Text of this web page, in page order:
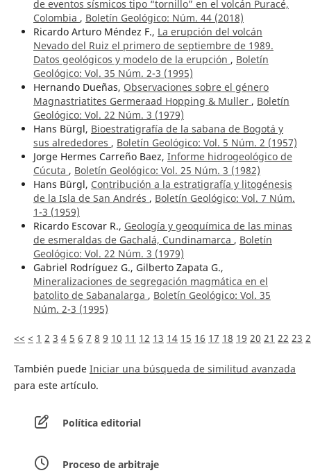
de eventos sísmicos tipo “tornillo” en el volcán Puracé,
Colombia , Boletín Geológico: Núm. 44 (2018)
Ricardo Arturo Méndez F., La erupción del volcán
Nevado del Ruiz el primero de septiembre de 1989.
Datos geológicos y modelo de la erupción , Boletín
Geológico: Vol. 35 Núm. 2-3 (1995)
Hernando Dueñas, Observaciones sobre el género
Magnastriatites Germeraad Hopping & Muller , Boletín
Geológico: Vol. 22 Núm. 3 (1979)
Hans Bürgl, Bioestratigrafía de la sabana de Bogotá y
sus alrededores , Boletín Geológico: Vol. 5 Núm. 2 (1957)
Jorge Hermes Carreño Baez, Informe hidrogeológico de
Cúcuta , Boletín Geológico: Vol. 25 Núm. 3 (1982)
Hans Bürgl, Contribución a la estratigrafía y litogénesis
de la Isla de San Andrés , Boletín Geológico: Vol. 7 Núm.
1-3 (1959)
Ricardo Escovar R., Geología y geoquímica de las minas
de esmeraldas de Gachalá, Cundinamarca , Boletín
Geológico: Vol. 22 Núm. 3 (1979)
Gabriel Rodríguez G., Gilberto Zapata G.,
Mineralizaciones de segregación magmática en el
batolito de Sabanalarga , Boletín Geológico: Vol. 35
Núm. 2-3 (1995)
<< < 1 2 3 4 5 6 7 8 9 10 11 12 13 14 15 16 17 18 19 20 21 22 23
También puede Iniciar una búsqueda de similitud avanzada
para este artículo.
Política editorial
Proceso de arbitraje